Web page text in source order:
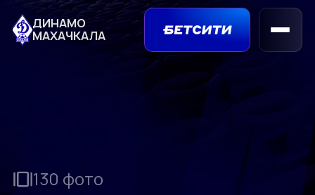
ДИНАМО
МАХАЧКАЛА
130 фото